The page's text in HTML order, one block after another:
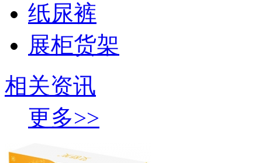
纸尿裤
展柜货架
相关资讯
更多>>